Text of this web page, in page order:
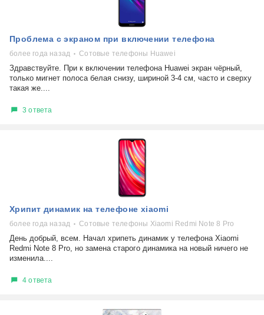
Проблема с экраном при включении телефона
более года назад Сотовые телефоны Huawei
Здравствуйте. При к включении телефона Huawei экран чёрный,
только мигнет полоса белая снизу, шириной 3-4 см, часто и сверху
такая же....
3 ответа
Хрипит динамик на телефоне xiaomi
более года назад Сотовые телефоны Xiaomi Redmi Note 8 Pro
День добрый, всем. Начал хрипеть динамик у телефона Xiaomi
Redmi Note 8 Pro, но замена старого динамика на новый ничего не
изменила....
4 ответа